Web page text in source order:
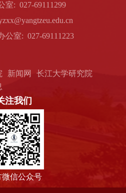
室: 027-69111299
公室: 027-69111223
新闻网
长江大学研究院
注我们
微信公众号